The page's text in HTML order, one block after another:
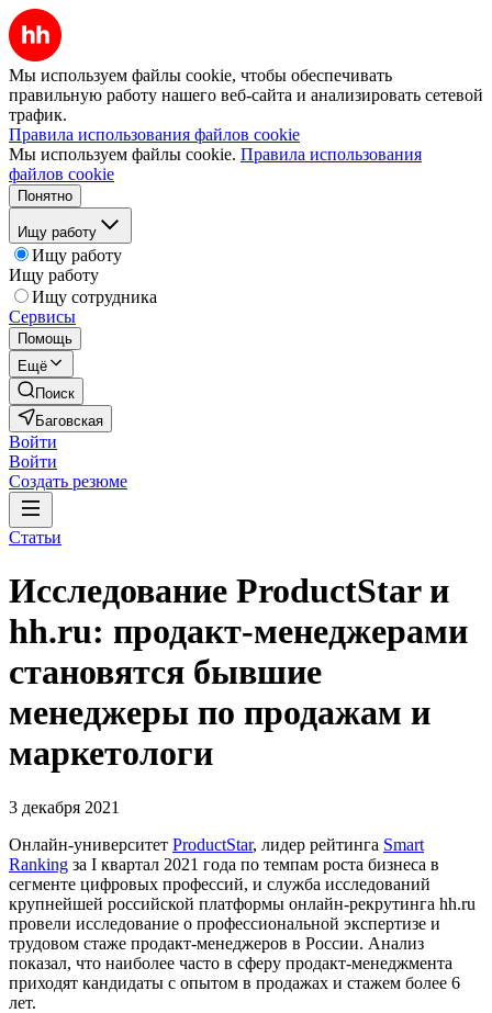
Мы используем файлы cookie, чтобы обеспечивать
правильную работу нашего веб-сайта и анализировать сетевой
трафик.
Правила использования файлов cookie
Мы используем файлы cookie. Правила использования
файлов cookie
Понятно
Ищу работу
Ищу работу
Ищу работу
Ищу сотрудника
Сервисы
Помощь
Ещё
Поиск
Баговская
Войти
Войти
Создать резюме
Статьи
Исследование ProductStar и
hh.ru: продакт-менеджерами
становятся бывшие
менеджеры по продажам и
маркетологи
3 декабря 2021
Онлайн-университет ProductStar, лидер рейтинга Smart
Ranking за I квартал 2021 года по темпам роста бизнеса в
сегменте цифровых профессий, и служба исследований
крупнейшей российской платформы онлайн-рекрутинга hh.ru
провели исследование о профессиональной экспертизе и
трудовом стаже продакт-менеджеров в России. Анализ
показал, что наиболее часто в сферу продакт-менеджмента
приходят кандидаты с опытом в продажах и стажем более 6
лет.